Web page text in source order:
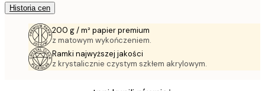
Historia cen
200 g / m² papier premium
z matowym wykończeniem.
Ramki najwyższej jakości
z krystalicznie czystym szkłem akrylowym.